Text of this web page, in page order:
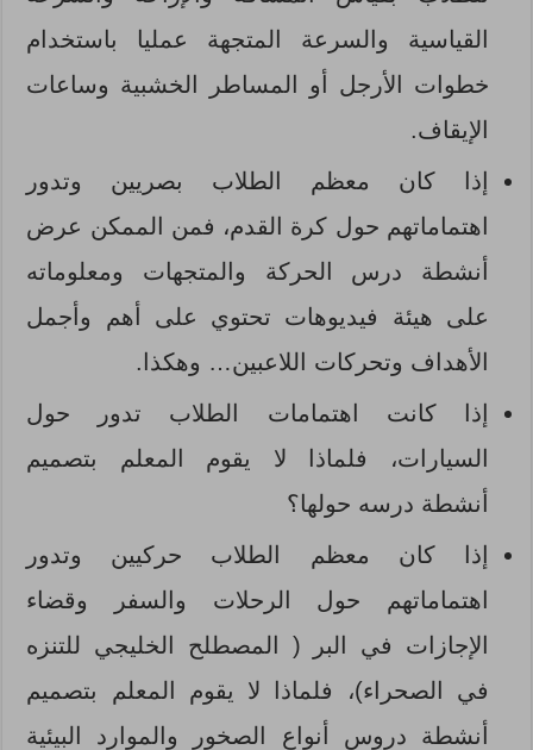
القياسية والسرعة المتجهة عمليا باستخدام
خطوات الأرجل أو المساطر الخشبية وساعات
الإيقاف.
إذا كان معظم الطلاب بصريين وتدور
اهتماماتهم حول كرة القدم، فمن الممكن عرض
أنشطة درس الحركة والمتجهات ومعلوماته
على هيئة فيديوهات تحتوي على أهم وأجمل
الأهداف وتحركات اللاعبين… وهكذا.
إذا كانت اهتمامات الطلاب تدور حول
السيارات، فلماذا لا يقوم المعلم بتصميم
أنشطة درسه حولها؟
إذا كان معظم الطلاب حركيين وتدور
اهتماماتهم حول الرحلات والسفر وقضاء
الإجازات في البر ( المصطلح الخليجي للتنزه
في الصحراء)، فلماذا لا يقوم المعلم بتصميم
أنشطة دروس أنواع الصخور والموارد البيئية